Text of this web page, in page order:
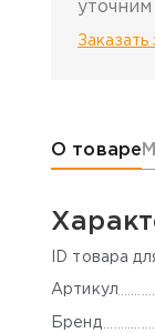
уточним
О товаре
ID товара
Артикул
Бренд